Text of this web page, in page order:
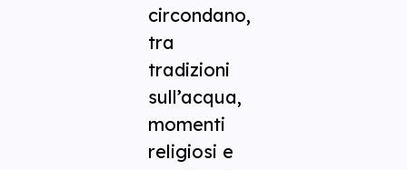
circondano,
tra
tradizioni
sull’acqua,
momenti
religiosi e